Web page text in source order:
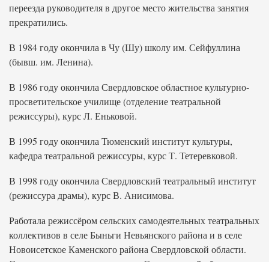
переезда руководителя в другое место жительства занятия
прекратились.
В 1984 году окончила в Чу (Шу) школу им. Сейфуллина
(бывш. им. Ленина).
В 1986 году окончила Свердловское областное культурно-
просветительское училище (отделение театральной
режиссуры), курс Л. Еньковой.
В 1995 году окончила Тюменский институт культуры,
кафедра театральной режиссуры, курс Т. Тетеревковой.
В 1998 году окончила Свердловский театральный институт
(режиссура драмы), курс В. Анисимова.
Работала режиссёром сельских самодеятельных театральных
коллективов в селе Быньги Невьянского района и в селе
Новоисетское Каменского района Свердловской области.